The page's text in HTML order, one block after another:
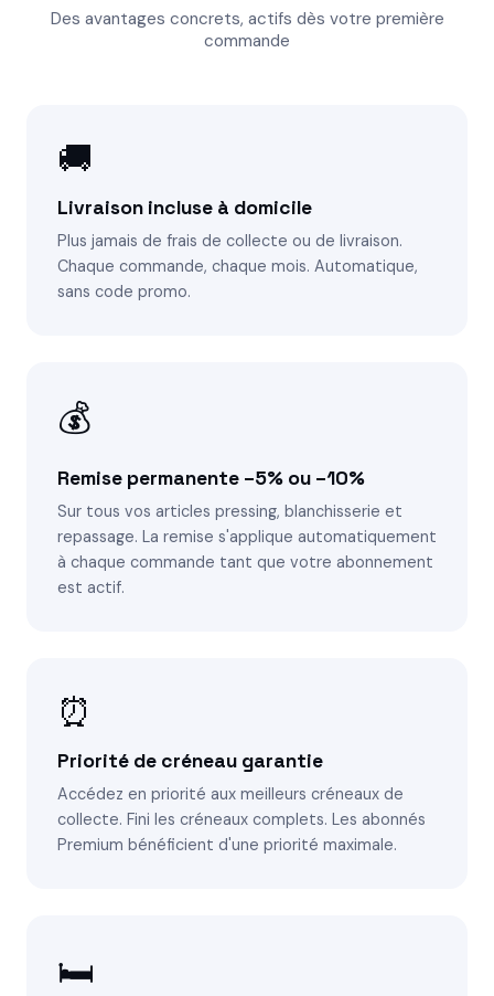
Des avantages concrets, actifs dès votre première
commande
🚚
Livraison incluse à domicile
Plus jamais de frais de collecte ou de livraison.
Chaque commande, chaque mois. Automatique,
sans code promo.
💰
Remise permanente –5% ou –10%
Sur tous vos articles pressing, blanchisserie et
repassage. La remise s'applique automatiquement
à chaque commande tant que votre abonnement
est actif.
⏰
Priorité de créneau garantie
Accédez en priorité aux meilleurs créneaux de
collecte. Fini les créneaux complets. Les abonnés
Premium bénéficient d'une priorité maximale.
🛏️